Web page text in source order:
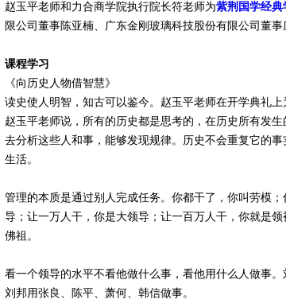
赵玉平老师和力合商学院执行院长符老师为紫荆国学经典
限公司董事陈亚楠、广东金刚玻璃科技股份有限公司董
课程学习
《向历史人物借智慧》
读史使人明智，知古可以鉴今。赵玉平老师在开学典礼上
赵玉平老师说，所有的历史都是思考的，在历史所有发
去分析这些人和事，能够发现规律。历史不会重复它的
生活。
管理的本质是通过别人完成任务。你都干了，你叫劳模
导；让一万人干，你是大领导；让一百万人干，你就是
佛祖。
看一个领导的水平不看他做什么事，看他用什么人做事
刘邦用张良、陈平、萧何、韩信做事。